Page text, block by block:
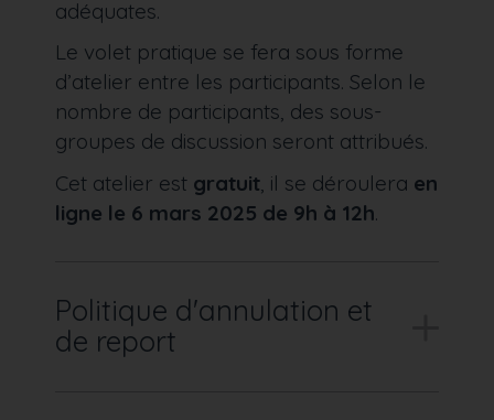
adéquates.
Le volet pratique se fera sous forme
d’atelier entre les participants. Selon le
nombre de participants, des sous-
groupes de discussion seront attribués.
Cet atelier est gratuit, il se déroulera en
ligne le 6 mars 2025 de 9h à 12h.
Politique d'annulation et
de report